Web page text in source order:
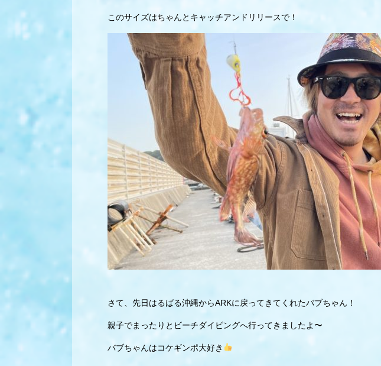
このサイズはちゃんとキャッチアンドリリースで！
さて、先日はるばる沖縄からARKに戻ってきてくれたバブちゃん！
親子でまったりとビーチダイビングへ行ってきましたよ〜
バブちゃんはコケギンポ大好き